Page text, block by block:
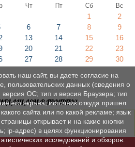
Чт Пт Сб Вс
1
2
6 7 8
9
13 14 15
16
20 21 22
23
27 28 29
30
В ГРУППУ!
наш сайт, вы даете согласие на
пользовательских данных (сведения о
ОС; тип и версия Браузера; тип
его экрана; источник откуда пришел
сайта или по какой рекламе; язык
открывает и на какие кнопки
ip-адрес) в целях функционирования
исследований и обзоров.